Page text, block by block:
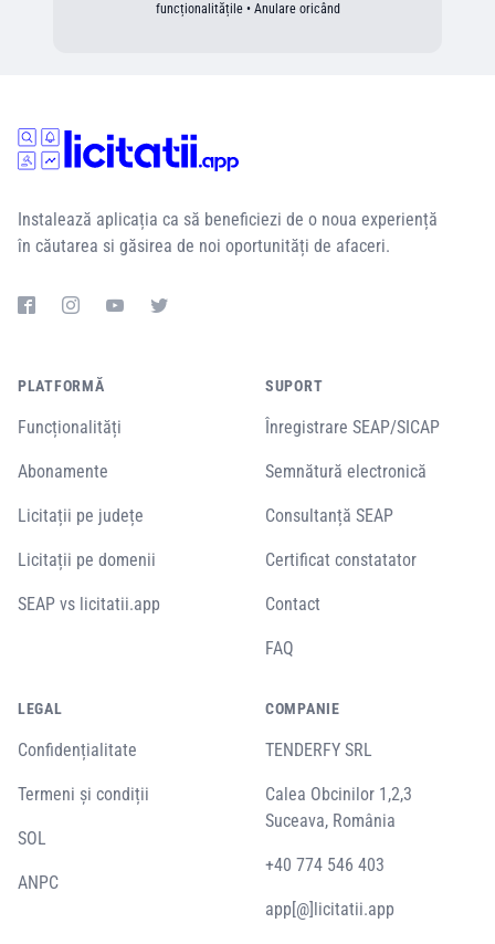
funcționalitățile • Anulare oricând
Instalează aplicația ca să beneficiezi de o noua experiență
în căutarea si găsirea de noi oportunități de afaceri.
PLATFORMĂ
Funcționalități
Abonamente
Licitații pe județe
Licitații pe domenii
SEAP vs licitatii.app
SUPORT
Înregistrare SEAP/SICAP
Semnătură electronică
Consultanță SEAP
Certificat constatator
Contact
FAQ
LEGAL
Confidențialitate
Termeni și condiții
SOL
ANPC
COMPANIE
TENDERFY SRL
Calea Obcinilor 1,2,3
Suceava, România
+40 774 546 403
app[@]licitatii.app